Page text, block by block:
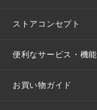
ストアコンセプト
便利なサービス・機能
お買い物ガイド